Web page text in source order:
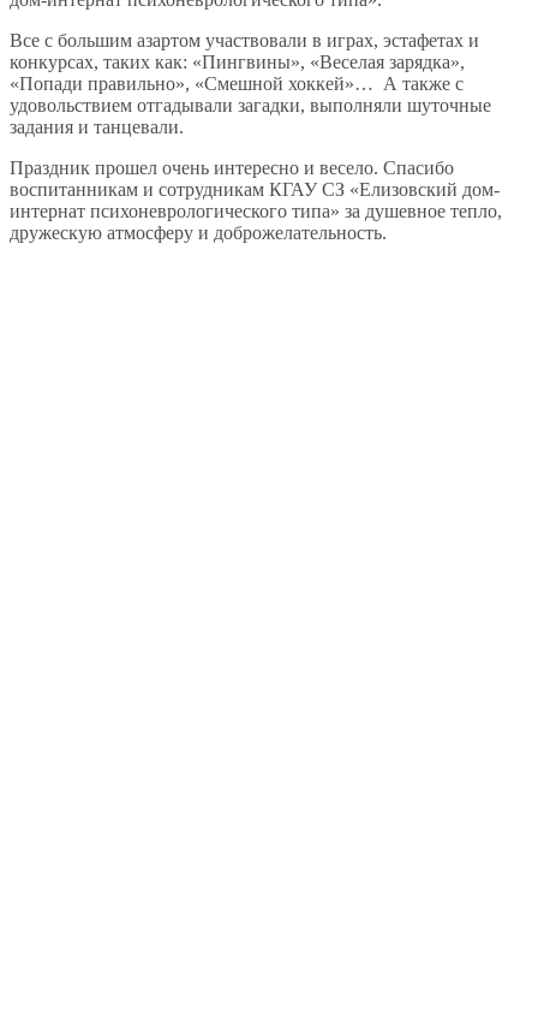
Все с большим азартом участвовали в играх, эстафетах и
конкурсах, таких как: «Пингвины», «Веселая зарядка»,
«Попади правильно», «Смешной хоккей»… А также с
удовольствием отгадывали загадки, выполняли шуточные
задания и танцевали.
Праздник прошел очень интересно и весело. Спасибо
воспитанникам и сотрудникам КГАУ СЗ «Елизовский дом-
интернат психоневрологического типа» за душевное тепло,
дружескую атмосферу и доброжелательность.